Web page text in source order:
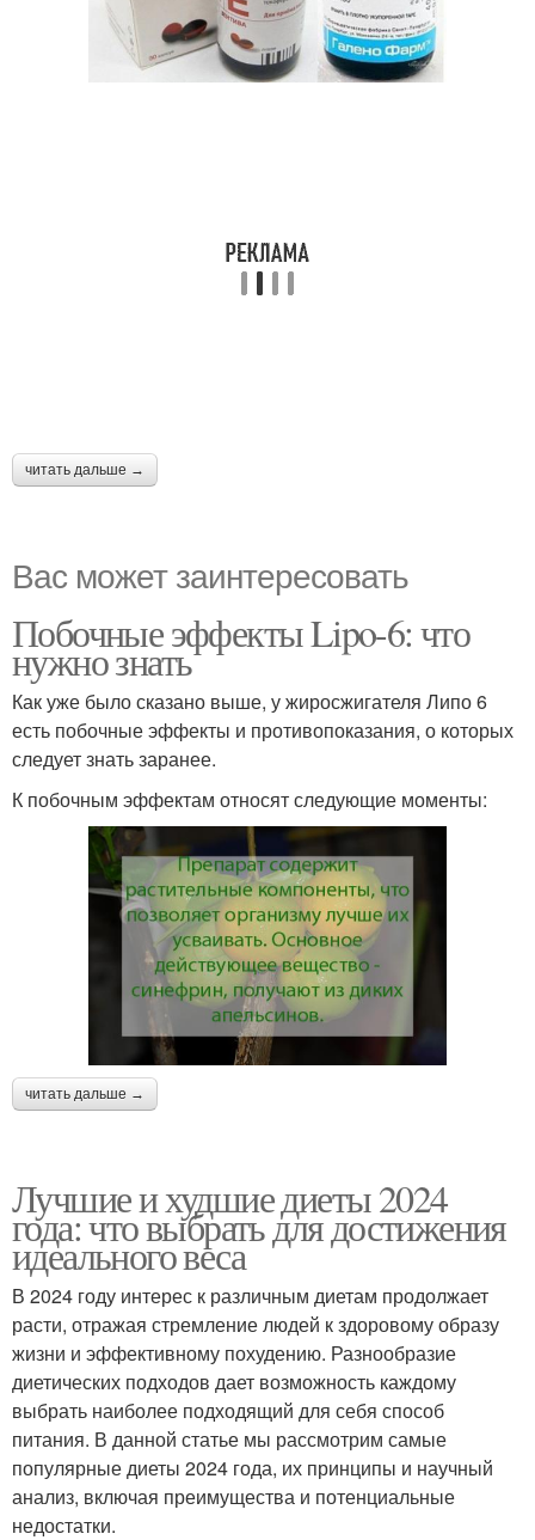
читать дальше →
Вас может заинтересовать
Побочные эффекты Lipo-6: что
нужно знать
Как уже было сказано выше, у жиросжигателя Липо 6
есть побочные эффекты и противопоказания, о которых
следует знать заранее.
К побочным эффектам относят следующие моменты:
читать дальше →
Лучшие и худшие диеты 2024
года: что выбрать для достижения
идеального веса
В 2024 году интерес к различным диетам продолжает
расти, отражая стремление людей к здоровому образу
жизни и эффективному похудению. Разнообразие
диетических подходов дает возможность каждому
выбрать наиболее подходящий для себя способ
питания. В данной статье мы рассмотрим самые
популярные диеты 2024 года, их принципы и научный
анализ, включая преимущества и потенциальные
недостатки.